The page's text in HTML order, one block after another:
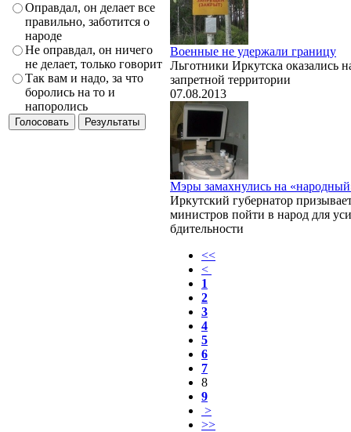
Оправдал, он делает все
правильно, заботится о
народе
Не оправдал, он ничего
не делает, только говорит
Так вам и надо, за что
боролись на то и
напоролись
Военные не удержали границу
Льготники Иркутска оказались
запретной территории
07.08.2013
Мэры замахнулись на
Иркутский губернатор
министров пойти в народ для
бдительности
<<
<
1
2
3
4
5
6
7
8
9
>
>>